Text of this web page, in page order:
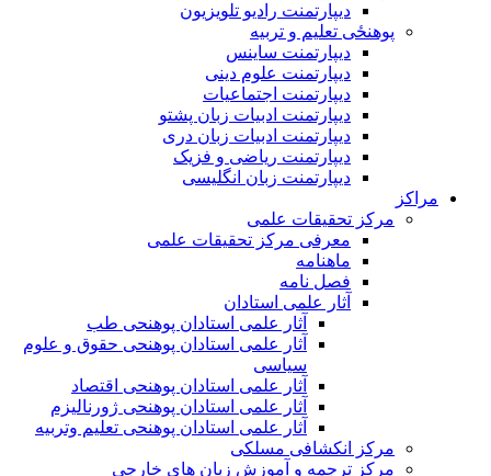
دیپارتمنت رادیو تلویزیون
پوهنځی تعلیم و تربیه
دیپارتمنت ساینس
دیپارتمنت علوم دینی
دیپارتمنت اجتماعیات
دیپارتمنت ادبیات زبان پشتو
دیپارتمنت ادبیات زبان دری
دیپارتمنت ریاضی و فزیک
دیپارتمنت زبان انگلیسی
مراکز
مرکز تحقیقات علمی
معرفی مرکز تحقیقات علمی
ماهنامه
فصل نامه
آثار علمی استادان
آثار علمی استادان پوهنحی طب
آثار علمی استادان پوهنحی حقوق و علوم
سیاسی
آثار علمی استادان پوهنحی اقتصاد
آثار علمی استادان پوهنحی ژورنالیزم
آثار علمی استادان پوهنحی تعلیم وتربیه
مرکز انکشافی مسلکی
مرکز ترجمه و آموزش زبان های خارجی